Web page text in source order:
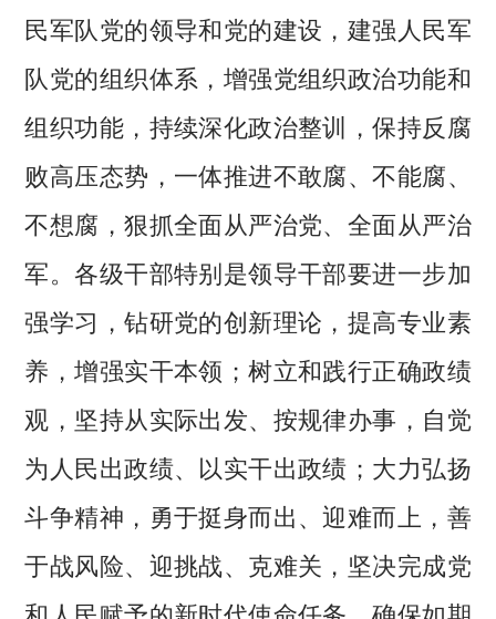
民军队党的领导和党的建设，建强人民军
队党的组织体系，增强党组织政治功能和
组织功能，持续深化政治整训，保持反腐
败高压态势，一体推进不敢腐、不能腐、
不想腐，狠抓全面从严治党、全面从严治
军。各级干部特别是领导干部要进一步加
强学习，钻研党的创新理论，提高专业素
养，增强实干本领；树立和践行正确政绩
观，坚持从实际出发、按规律办事，自觉
为人民出政绩、以实干出政绩；大力弘扬
斗争精神，勇于挺身而出、迎难而上，善
于战风险、迎挑战、克难关，坚决完成党